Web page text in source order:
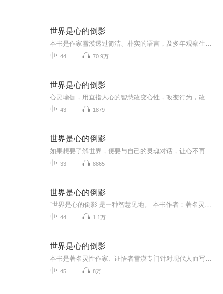
世界是心的倒影
44 70.9万
世界是心的倒影
43 1879
世界是心的倒影
33 8865
世界是心的倒影
44 1.1万
世界是心的倒影
45 8万